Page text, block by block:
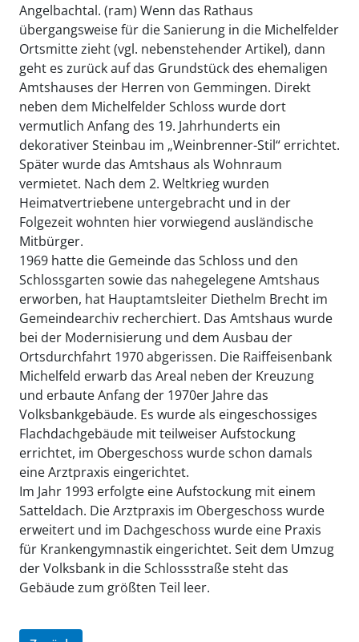
Angelbachtal. (ram) Wenn das Rathaus
übergangsweise für die Sanierung in die Michelfelder
Ortsmitte zieht (vgl. nebenstehender Artikel), dann
geht es zurück auf das Grundstück des ehemaligen
Amtshauses der Herren von Gemmingen. Direkt
neben dem Michelfelder Schloss wurde dort
vermutlich Anfang des 19. Jahrhunderts ein
dekorativer Steinbau im „Weinbrenner-Stil“ errichtet.
Später wurde das Amtshaus als Wohnraum
vermietet. Nach dem 2. Weltkrieg wurden
Heimatvertriebene untergebracht und in der
Folgezeit wohnten hier vorwiegend ausländische
Mitbürger.
1969 hatte die Gemeinde das Schloss und den
Schlossgarten sowie das nahegelegene Amtshaus
erworben, hat Hauptamtsleiter Diethelm Brecht im
Gemeindearchiv recherchiert. Das Amtshaus wurde
bei der Modernisierung und dem Ausbau der
Ortsdurchfahrt 1970 abgerissen. Die Raiffeisenbank
Michelfeld erwarb das Areal neben der Kreuzung
und erbaute Anfang der 1970er Jahre das
Volksbankgebäude. Es wurde als eingeschossiges
Flachdachgebäude mit teilweiser Aufstockung
errichtet, im Obergeschoss wurde schon damals
eine Arztpraxis eingerichtet.
Im Jahr 1993 erfolgte eine Aufstockung mit einem
Satteldach. Die Arztpraxis im Obergeschoss wurde
erweitert und im Dachgeschoss wurde eine Praxis
für Krankengymnastik eingerichtet. Seit dem Umzug
der Volksbank in die Schlossstraße steht das
Gebäude zum größten Teil leer.